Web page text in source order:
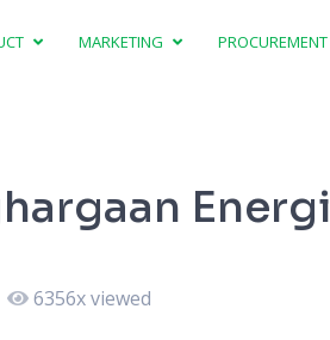
MARKETING PROCUREMENT
Energi
6356x viewed